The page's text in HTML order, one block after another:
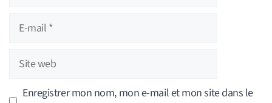
Site
web
Enregistrer mon nom, mon e-mail et mon site dans le